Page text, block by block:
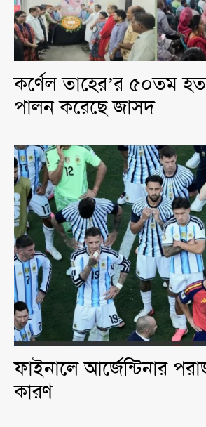
কর্ণেল তাহের’র ৫০তম
পালন করেছে জাসদ
ফাইনালে আর্জেন্টিনার
কারণ